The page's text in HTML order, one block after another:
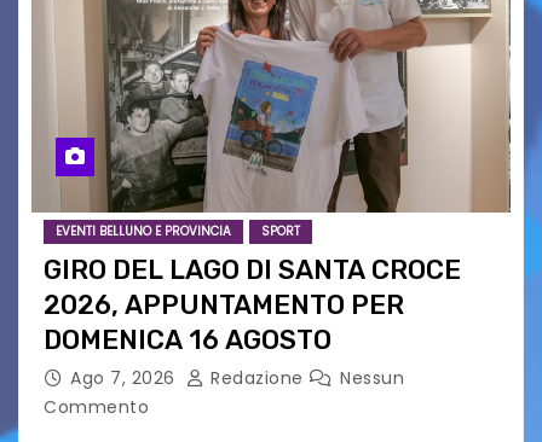
EVENTI BELLUNO E PROVINCIA SPORT
GIRO DEL LAGO DI SANTA CROCE
2026, APPUNTAMENTO PER
DOMENICA 16 AGOSTO
Ago 7, 2026 Redazione
Nessun
Commento